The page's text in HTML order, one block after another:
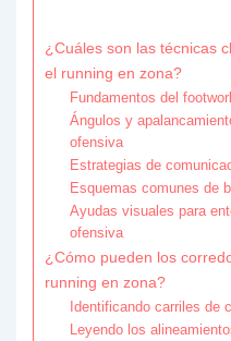
¿Cuáles son las técnicas
el running en zona?
Fundamentos del
Ángulos y
ofensiva
Estrategias de
Esquemas comunes de
Ayudas visuales para
ofensiva
¿Cómo pueden los
running en zona?
Identificando carriles de
Leyendo los